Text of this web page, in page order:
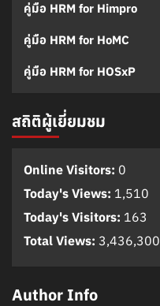
คู่มือ HRM for Himpro
คู่มือ HRM for HoMC
คู่มือ HRM for HOSxP
สถิติผู้เยี่ยมชม
Online Visitors: 0
Today's Views: 1,510
Today's Visitors: 163
Total Views: 3,436,300
Author Info